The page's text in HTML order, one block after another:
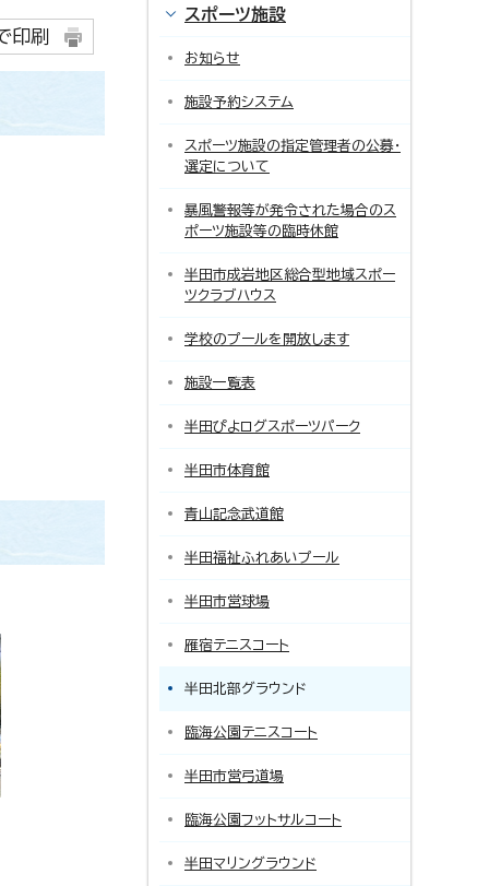
印刷
スポーツ施設
お知らせ
施設予約システム
スポーツ施設の指定管理者の公募・
選定について
暴風警報等が発令された場合のス
ポーツ施設等の臨時休館
半田市成岩地区総合型地域スポー
ツクラブハウス
学校のプールを開放します
施設一覧表
半田ぴよログスポーツパーク
半田市体育館
青山記念武道館
半田福祉ふれあいプール
半田市営球場
雁宿テニスコート
半田北部グラウンド
臨海公園テニスコート
半田市営弓道場
臨海公園フットサルコート
半田マリングラウンド